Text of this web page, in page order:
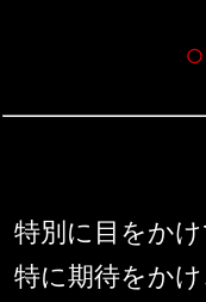
○
特別に目をかけ
特に期待をかけ